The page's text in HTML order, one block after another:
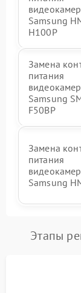
Samsung
H100P
Замена
питания
Samsung
F50BP
Замена
питания
Samsung
Этапы